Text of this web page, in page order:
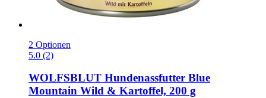
2 Optionen
5.0 (2)
WOLFSBLUT Hundenassfutter Blue
Mountain Wild & Kartoffel, 200 g